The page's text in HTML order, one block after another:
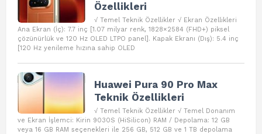
Özellikleri
√ Temel Teknik Özellikler √ Ekran Özellikleri
Ana Ekran (İç): 7.7 inç [1.07 milyar renk, 1828×2584 (FHD+) piksel
çözünürlük ve 120 Hz OLED LTPO panel]. Kapak Ekranı (Dış): 5.4 inç
[120 Hz yenileme hızına sahip OLED
Huawei Pura 90 Pro Max
Teknik Özellikleri
√ Temel Teknik Özellikler √ Temel Donanım
ve Ekran İşlemci: Kirin 9030S (HiSilicon) RAM / Depolama: 12 GB
veya 16 GB RAM seçenekleri ile 256 GB, 512 GB ve 1 TB depolama